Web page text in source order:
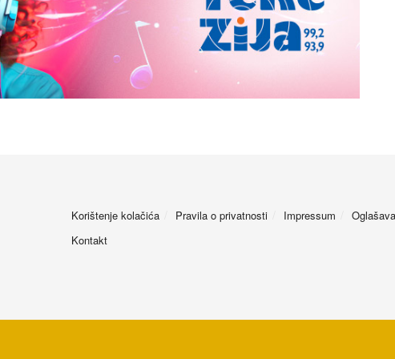
Korištenje kolačića Pravila o privatnosti Impressum
Kontakt